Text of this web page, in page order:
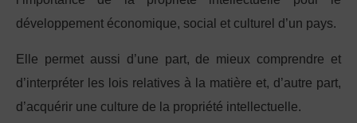
développement économique, social et culturel d’un pays.
Elle permet aussi d’une part, de mieux comprendre et
d’interpréter les lois relatives à la matière et, d’autre part,
d’acquérir une culture de la propriété intellectuelle.